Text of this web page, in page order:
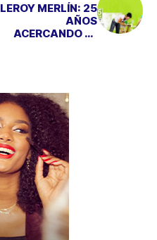
LEROY MERLÍN: 25
AÑOS
ACERCANDO EL